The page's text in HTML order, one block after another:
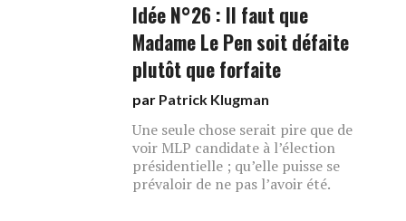
Idée N°26 : Il faut que
Madame Le Pen soit défaite
plutôt que forfaite
par Patrick Klugman
Une seule chose serait pire que de
voir MLP candidate à l’élection
présidentielle ; qu’elle puisse se
prévaloir de ne pas l’avoir été.